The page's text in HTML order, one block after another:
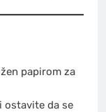
papirom za
ostavite da se